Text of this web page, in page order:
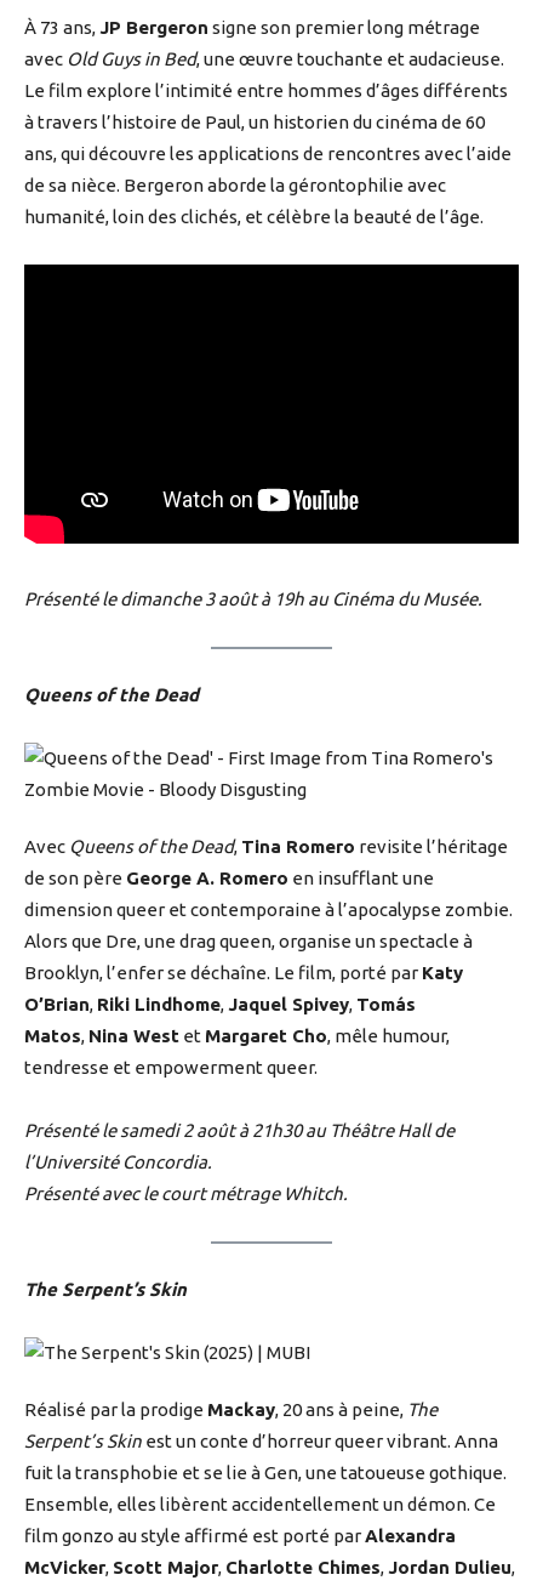
À 73 ans, JP Bergeron signe son premier long métrage
avec Old Guys in Bed, une œuvre touchante et audacieuse.
Le film explore l’intimité entre hommes d’âges différents
à travers l’histoire de Paul, un historien du cinéma de 60
ans, qui découvre les applications de rencontres avec l’aide
de sa nièce. Bergeron aborde la gérontophilie avec
humanité, loin des clichés, et célèbre la beauté de l’âge.
Présenté le dimanche 3 août à 19h au Cinéma du Musée.
Queens of the Dead
Avec Queens of the Dead, Tina Romero revisite l’héritage
de son père George A. Romero en insufflant une
dimension queer et contemporaine à l’apocalypse zombie.
Alors que Dre, une drag queen, organise un spectacle à
Brooklyn, l’enfer se déchaîne. Le film, porté par Katy
O’Brian, Riki Lindhome, Jaquel Spivey, Tomás
Matos, Nina West et Margaret Cho, mêle humour,
tendresse et empowerment queer.
Présenté le samedi 2 août à 21h30 au Théâtre Hall de
l’Université Concordia.
Présenté avec le court métrage Whitch.
The Serpent’s Skin
Réalisé par la prodige Mackay, 20 ans à peine, The
Serpent’s Skin est un conte d’horreur queer vibrant. Anna
fuit la transphobie et se lie à Gen, une tatoueuse gothique.
Ensemble, elles libèrent accidentellement un démon. Ce
film gonzo au style affirmé est porté parAlexandra
McVicker, Scott Major, Charlotte Chimes, Jordan Dulieu,